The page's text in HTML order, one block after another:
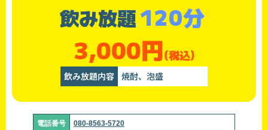
飲み放題120分
3,000円(税込)
飲み放題内容 焼酎、泡盛
電話番号 080-8563-5720